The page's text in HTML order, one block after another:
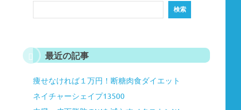
検索
最近の記事
痩せなければ１万円！断糖肉食ダイエット
ネイチャーシェイプ13500